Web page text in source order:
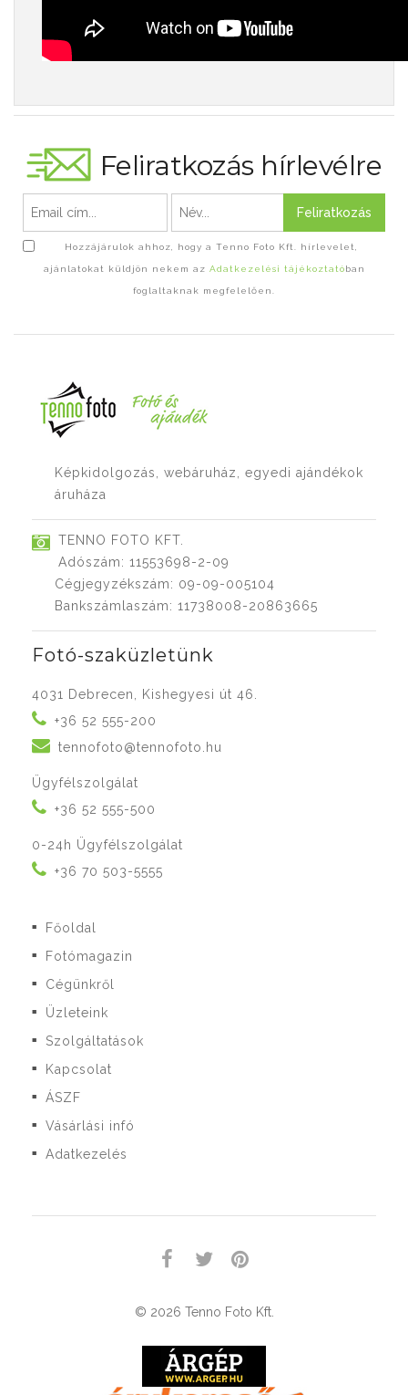
Feliratkozás hírlevélre
Feliratkozás
Hozzájárulok ahhoz, hogy a Tenno Foto Kft. hírlevelet,
ajánlatokat küldjön nekem az Adatkezelési tájékoztatóban
foglaltaknak megfelelően.
Képkidolgozás, webáruház, egyedi ajándékok
áruháza
TENNO FOTO KFT.
Adószám: 11553698-2-09
Cégjegyzékszám: 09-09-005104
Bankszámlaszám: 11738008-20863665
Fotó-szaküzletünk
4031 Debrecen, Kishegyesi út 46.
+36 52 555-200
tennofoto@tennofoto.hu
Ügyfélszolgálat
+36 52 555-500
0-24h Ügyfélszolgálat
+36 70 503-5555
■ Főoldal
■ Fotómagazin
■ Cégünkről
■ Üzleteink
■ Szolgáltatások
■ Kapcsolat
■ ÁSZF
■ Vásárlási infó
■ Adatkezelés
© 2026 Tenno Foto Kft.